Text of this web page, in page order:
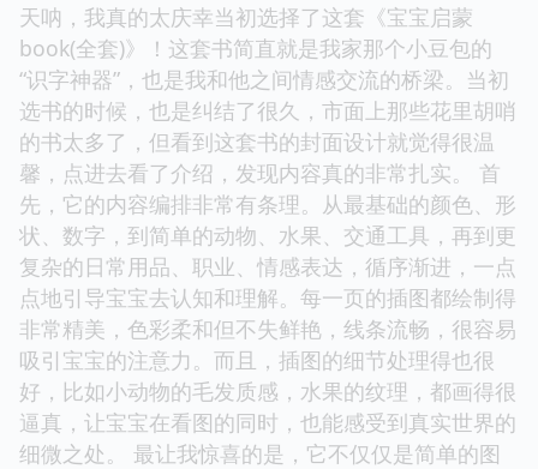
天呐，我真的太庆幸当初选择了这套《宝宝启蒙
book(全套)》！这套书简直就是我家那个小豆包的
“识字神器”，也是我和他之间情感交流的桥梁。当初
选书的时候，也是纠结了很久，市面上那些花里胡哨
的书太多了，但看到这套书的封面设计就觉得很温
馨，点进去看了介绍，发现内容真的非常扎实。 首
先，它的内容编排非常有条理。从最基础的颜色、形
状、数字，到简单的动物、水果、交通工具，再到更
复杂的日常用品、职业、情感表达，循序渐进，一点
点地引导宝宝去认知和理解。每一页的插图都绘制得
非常精美，色彩柔和但不失鲜艳，线条流畅，很容易
吸引宝宝的注意力。而且，插图的细节处理得也很
好，比如小动物的毛发质感，水果的纹理，都画得很
逼真，让宝宝在看图的同时，也能感受到真实世界的
细微之处。 最让我惊喜的是，它不仅仅是简单的图